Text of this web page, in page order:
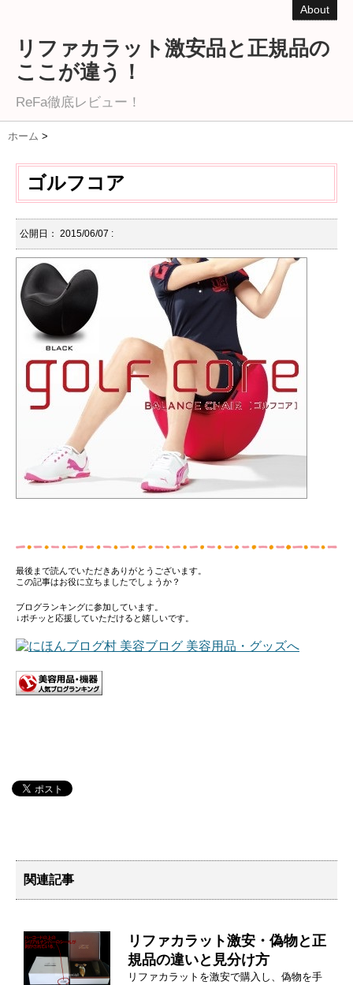
About
リファカラット激安品と正規品の
ここが違う！
ReFa徹底レビュー！
ホーム >
ゴルフコア
公開日： 2015/06/07 :
最後まで読んでいただきありがとうございます。
この記事はお役に立ちましたでしょうか？
ブログランキングに参加しています。
↓ポチッと応援していただけると嬉しいです。
関連記事
リファカラット激安・偽物と正
規品の違いと見分け方
リファカラットを激安で購入し、偽物を手